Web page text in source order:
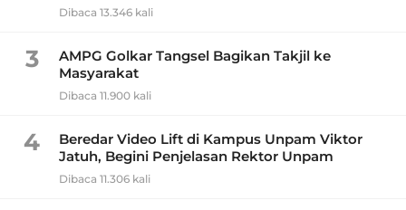
Dibaca 13.346 kali
3
AMPG Golkar Tangsel Bagikan Takjil ke
Masyarakat
Dibaca 11.900 kali
4
Beredar Video Lift di Kampus Unpam Viktor
Jatuh, Begini Penjelasan Rektor Unpam
Dibaca 11.306 kali